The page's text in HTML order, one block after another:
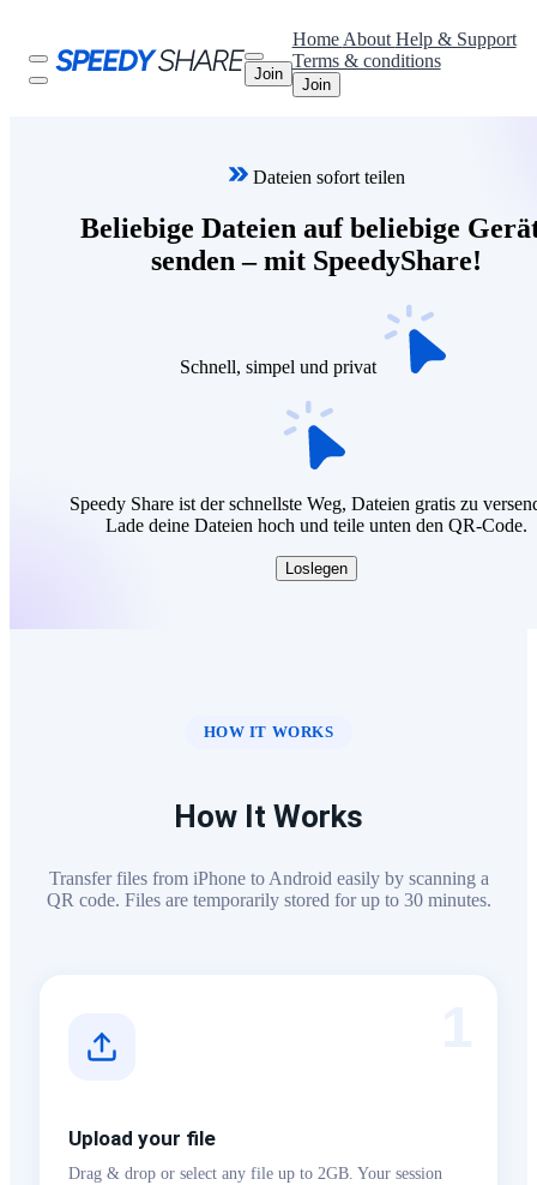
Join
Home About Help & Support
Terms & conditions
Join
Dateien sofort teilen
Beliebige Dateien auf beliebige
senden – mit SpeedyShare!
Schnell, simpel und privat
Speedy Share ist der schnellste Weg, Dateien gratis zu
Lade deine Dateien hoch und teile unten den QR-Code.
Loslegen
HOW IT WORKS
How It Works
Transfer files from iPhone to Android easily by scanning a
QR code. Files are temporarily stored for up to 30 minutes.
Upload your file
Drag & drop or select any file up to 2GB. Your session